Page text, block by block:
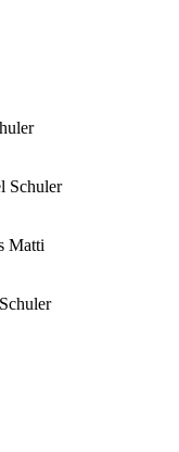
Schuler
Matti